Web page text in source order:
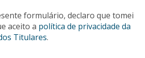
formulário, declaro que tomei
aceito a política de privacidade da
Titulares.